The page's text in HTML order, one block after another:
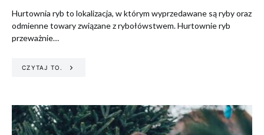
Hurtownia ryb to lokalizacja, w którym wyprzedawane są ryby oraz
odmienne towary związane z rybołówstwem. Hurtownie ryb
przeważnie…
CZYTAJ TO.